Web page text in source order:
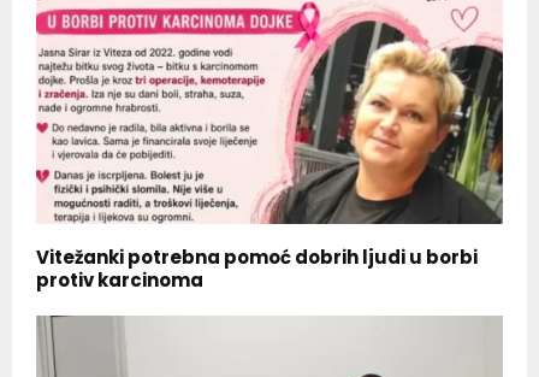
Vitežanki potrebna pomoć dobrih ljudi u borbi
protiv karcinoma